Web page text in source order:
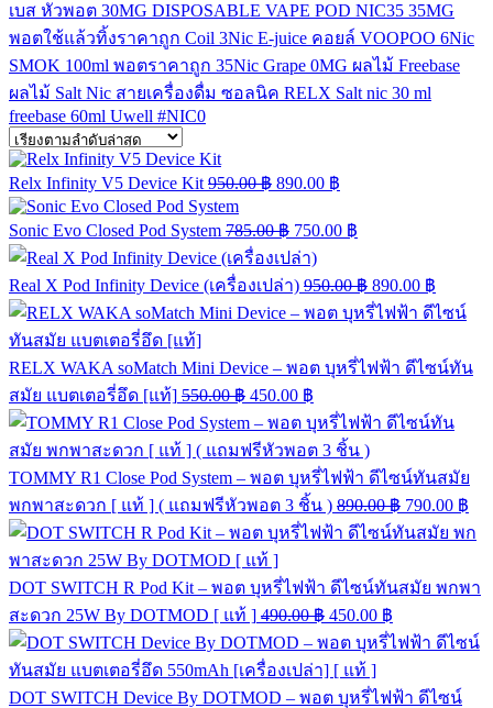
เบส หัวพอต 30MG DISPOSABLE VAPE POD NIC35 35MG
พอตใช้แล้วทิ้งราคาถูก Coil 3Nic E-juice คอยล์ VOOPOO 6Nic
SMOK 100ml พอตราคาถูก 35Nic Grape 0MG ผลไม้ Freebase
ผลไม้ Salt Nic สายเครื่องดื่ม ซอลนิค RELX Salt nic 30 ml
freebase 60ml Uwell #NIC0
Relx Infinity V5 Device Kit 950.00฿ 890.00 ฿
Sonic Evo Closed Pod System 785.00฿ 750.00 ฿
Real X Pod Infinity Device (เครื่องเปล่า) 950.00฿ 890.00 ฿
RELX WAKA soMatch Mini Device – พอต บุหรี่ไฟฟ้า ดีไซน์ทัน
สมัย แบตเตอรี่อึด [แท้] 550.00฿ 450.00 ฿
TOMMY R1 Close Pod System – พอต บุหรี่ไฟฟ้า ดีไซน์ทันสมัย
พกพาสะดวก [ แท้ ] ( แถมฟรีหัวพอต 3 ชิ้น ) 890.00฿ 790.00 ฿
DOT SWITCH R Pod Kit – พอต บุหรี่ไฟฟ้า ดีไซน์ทันสมัย พกพา
สะดวก 25W By DOTMOD [ แท้ ] 490.00฿ 450.00 ฿
DOT SWITCH Device By DOTMOD – พอต บุหรี่ไฟฟ้า ดีไซน์